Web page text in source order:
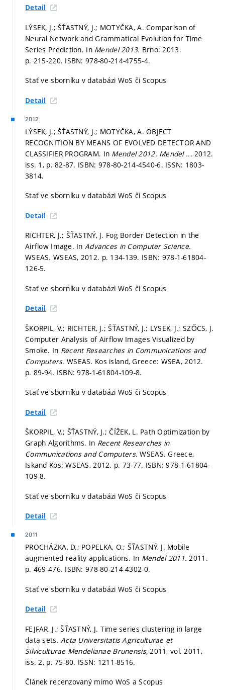
Detail
LÝSEK, J.; ŠŤASTNÝ, J.; MOTYČKA, A. Comparison of
Neural Network and Grammatical Evolution for Time
Series Prediction. In Mendel 2013. Brno: 2013.
p. 215-220. ISBN: 978-80-214-4755-4.
Stať ve sborníku v databázi WoS či Scopus
Detail
2012
LÝSEK, J.; ŠŤASTNÝ, J.; MOTYČKA, A. OBJECT
RECOGNITION BY MEANS OF EVOLVED DETECTOR AND
CLASSIFIER PROGRAM. In Mendel 2012. Mendel ... 2012.
iss. 1, p. 82-87. ISBN: 978-80-214-4540-6. ISSN: 1803-
3814.
Stať ve sborníku v databázi WoS či Scopus
Detail
RICHTER, J.; ŠŤASTNÝ, J. Fog Border Detection in the
Airflow Image. InAdvances in Computer Science.
WSEAS. WSEAS, 2012. p. 134-139. ISBN: 978-1-61804-
126-5.
Stať ve sborníku v databázi WoS či Scopus
Detail
ŠKORPIL, V.; RICHTER, J.; ŠŤASTNÝ, J.; LYSEK, J.; SZŐCS, J.
Computer Analysis of Airflow Images Visualized by
Smoke. In Recent Researches in Communications and
Computers.WSEAS. Kos island, Greece: WSEA, 2012.
p. 89-94. ISBN: 978-1-61804-109-8.
Stať ve sborníku v databázi WoS či Scopus
Detail
ŠKORPIL, V.; ŠŤASTNÝ, J.; ČÍŽEK, L. Path Optimization by
Graph Algorithms. In Recent Researches in
Communications and Computers.WSEAS. Greece,
Iskand Kos: WSEAS, 2012. p. 73-77. ISBN: 978-1-61804-
109-8.
Stať ve sborníku v databázi WoS či Scopus
Detail
2011
PROCHÁZKA, D.; POPELKA, O.; ŠŤASTNÝ, J. Mobile
augmented reality applications. In Mendel 2011.2011.
p. 469-476. ISBN: 978-80-214-4302-0.
Stať ve sborníku v databázi WoS či Scopus
Detail
FEJFAR, J.; ŠŤASTNÝ, J. Time series clustering in large
data sets.Acta Universitatis Agriculturae et
Silviculturae Mendelianae Brunensis, 2011, vol. 2011,
iss. 2, p. 75-80. ISSN: 1211-8516.
Článek recenzovaný mimo WoS a Scopus